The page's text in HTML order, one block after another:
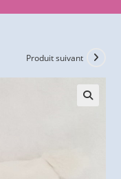
Produit suivant